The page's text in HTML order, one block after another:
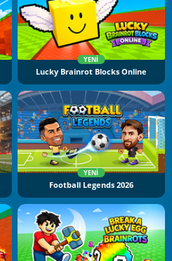
YENI
Lucky Brainrot Blocks Online
YENI
Football Legends 2026